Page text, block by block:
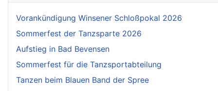
Vorankündigung Winsener Schloßpokal 2026
Sommerfest der Tanzsparte 2026
Aufstieg in Bad Bevensen
Sommerfest für die Tanzsportabteilung
Tanzen beim Blauen Band der Spree